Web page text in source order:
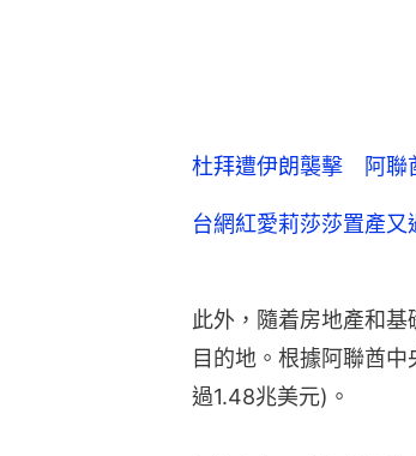
杜拜遭伊朗襲擊 阿聯
台網紅愛莉莎莎置產
此外，隨着房地產和
目的地。根據阿聯酋
過1.48兆美元)。